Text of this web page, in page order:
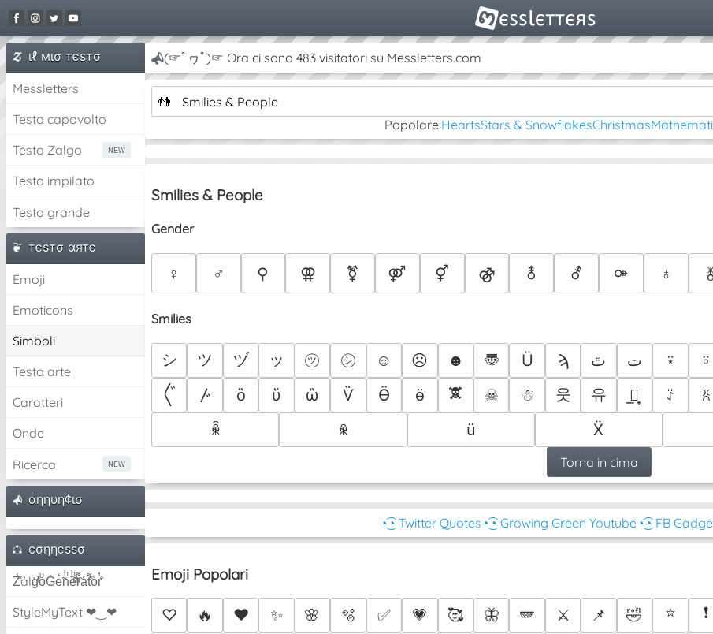
ιℓ мισ тєѕтσ
Messletters
Testo capovolto
Testo Zalgo
Testo impilato
Testo grande
тєѕтσ αятє
Emoji
Emoticons
Simboli
Testo arte
Caratteri
Onde
Ricerca
αηηυη¢ισ
cσηηєѕѕσ
Z̾̽ảlg̀͐ͭ̽oͧG̀e̒̃nͪȅͪͫ̏̐r͌̑á͑t͌̑͛o̊r̓̐
StyleMyText ❤‿❤
(☞ﾟヮﾟ)☞ Ora ci sono 483 visitatori su Messletters.com
👬
Smilies & People
Popolare:HeartsStars & SnowflakesChristmas
Smilies & People
Gender
♀ ♂ ⚲ ⚢ ⚧ ⚤ ⚥ ⚣ ⚨ ⚦ ⚩ ♁
Smilies
シ ツ ヅ ッ ㋡ ㋛ ☺ ☹ ☻ 〠 Ü ϡ ﭢ ت ⍣ ⍤
〲
〴 ὃ ὕ ὣ Ѷ Ӫ ӫ 🕱 ☠ ☃ 웃 유 ͟웃̟͟ ꑇ ꐦ
ꆛ
ꆜ ü Ẍ
Torna in cima
◔͜͡◔ Twitter Quotes ◔͜͡◔ Growing Green Youtube◔͜͡◔ FB
Emoji Popolari
♡ 🔥 ❤️ ✨ 🌸 🫧 ✅ 💗 🥰 🦋 🪽 ⚔️ 📌 🤣 ⭐ ❗